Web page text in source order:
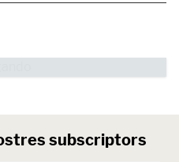
subscriptors